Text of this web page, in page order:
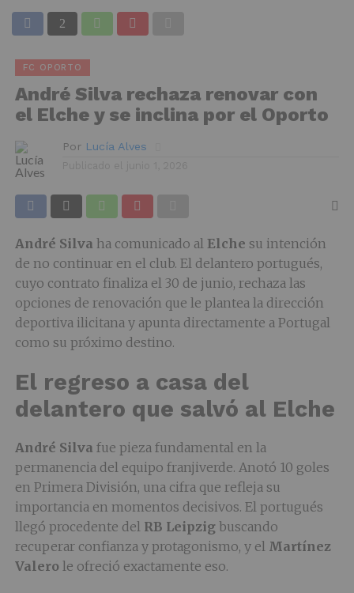
FC OPORTO
André Silva rechaza renovar con
el Elche y se inclina por el Oporto
Por Lucía Alves
André Silva ha comunicado al Elche su intención
de no continuar en el club. El delantero portugués,
cuyo contrato finaliza el 30 de junio, rechaza las
opciones de renovación que le plantea la dirección
deportiva ilicitana y apunta directamente a Portugal
como su próximo destino.
El regreso a casa del
delantero que salvó al Elche
André Silva fue pieza fundamental en la
permanencia del equipo franjiverde. Anotó 10 goles
en Primera División, una cifra que refleja su
importancia en momentos decisivos. El portugués
llegó procedente del RB Leipzigbuscando
recuperar confianza y protagonismo, y el Martínez
Valerole ofreció exactamente eso.